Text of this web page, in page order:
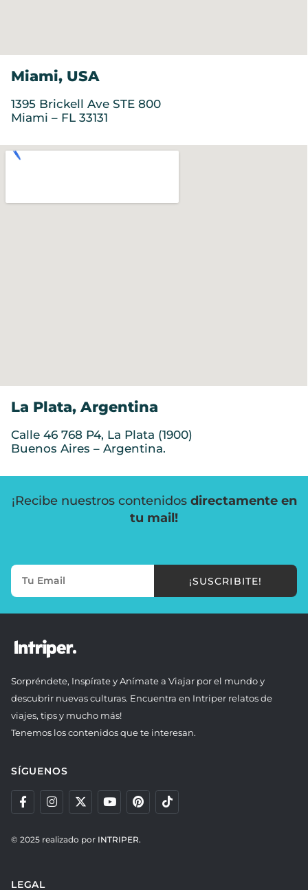
Miami, USA
1395 Brickell Ave STE 800
Miami – FL 33131
La Plata, Argentina
Calle 46 768 P4, La Plata (1900)
Buenos Aires – Argentina.
¡Recibe nuestros contenidos directamente en
tu mail!
¡SUSCRIBITE!
Sorpréndete, Inspírate y Anímate a Viajar por el mundo y
descubrir nuevas culturas. Encuentra en Intriper relatos de
viajes, tips y mucho más!
Tenemos los contenidos que te interesan.
SÍGUENOS
© 2025 realizado por INTRIPER.
LEGAL